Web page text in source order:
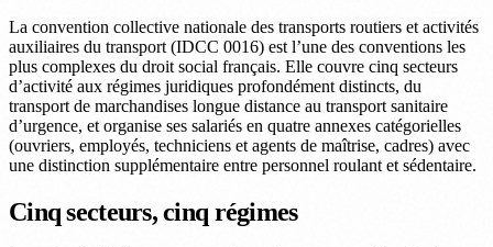
La convention collective nationale des transports routiers et activités
auxiliaires du transport (IDCC 0016) est l’une des conventions les
plus complexes du droit social français. Elle couvre cinq secteurs
d’activité aux régimes juridiques profondément distincts, du
transport de marchandises longue distance au transport sanitaire
d’urgence, et organise ses salariés en quatre annexes catégorielles
(ouvriers, employés, techniciens et agents de maîtrise, cadres) avec
une distinction supplémentaire entre personnel roulant et sédentaire.
Cinq secteurs, cinq régimes